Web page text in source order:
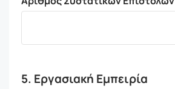
5. Εργασιακή Εμπειρία